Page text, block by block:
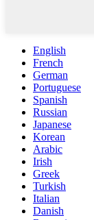
English
French
German
Portuguese
Spanish
Russian
Japanese
Korean
Arabic
Irish
Greek
Turkish
Italian
Danish